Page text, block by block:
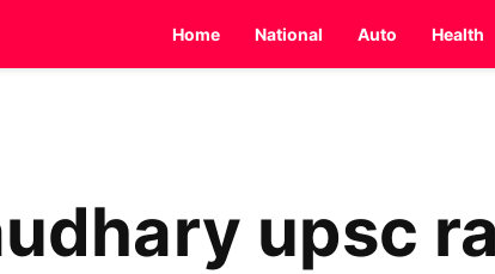
Home National Auto Health
upsc